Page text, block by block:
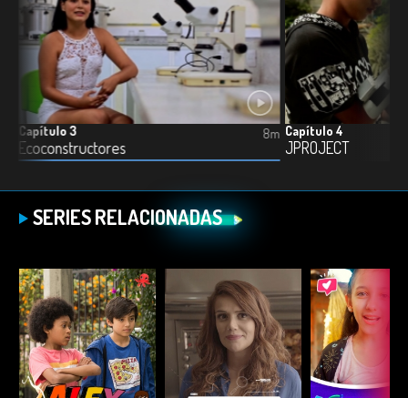
Capítulo 3
Ecoconstructores
8m Capítulo 4
JPROJECT
SERIES RELACIONADAS